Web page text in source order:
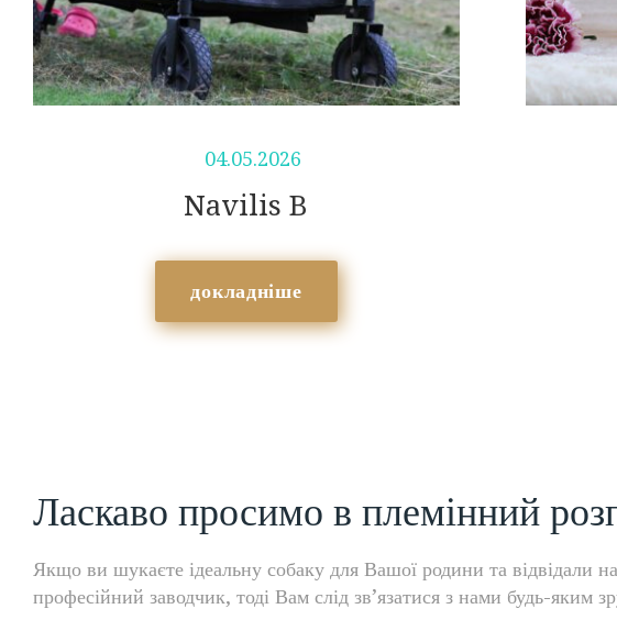
04.05.2026
Navilis B
докладніше
Ласкаво просимо в племінний
Якщо ви шукаєте ідеальну собаку для Вашої родини та відвідали
професійний заводчик, тоді Вам слід зв’язатися з нами будь-яким